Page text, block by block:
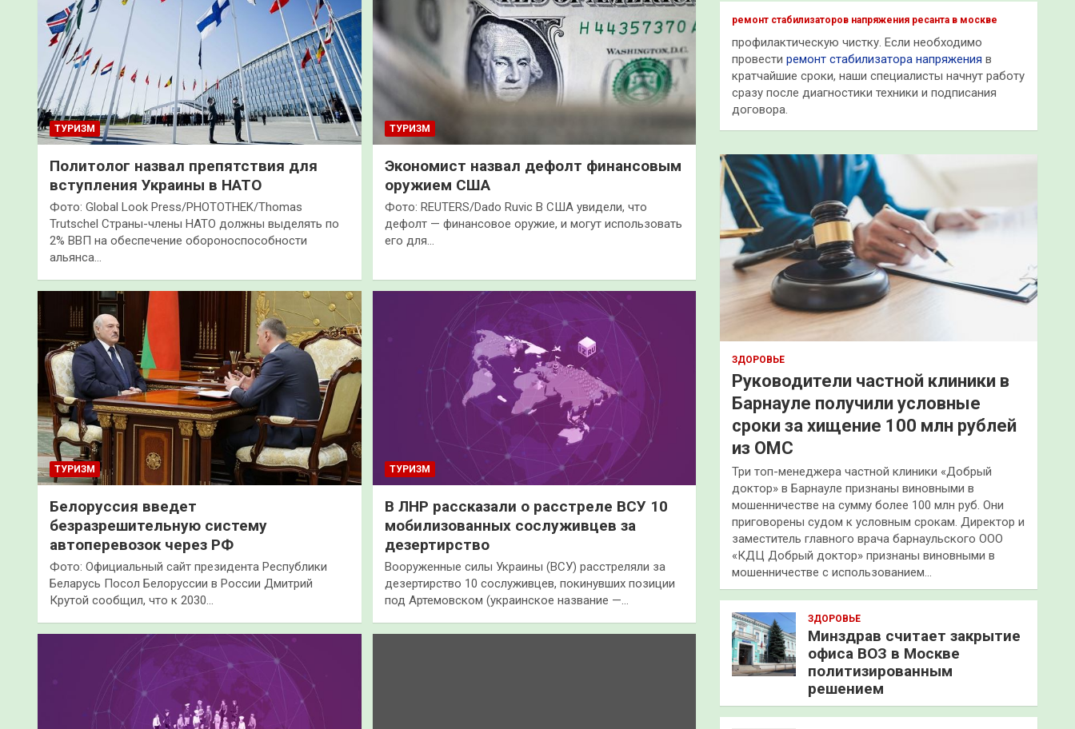
ТУРИЗМ
Политолог назвал препятствия для
вступления Украины в НАТО
Фото: Global Look Press/PHOTOTHEK/Thomas
Trutschel Страны-члены НАТО должны выделять по
2% ВВП на обеспечение обороноспособности
альянса…
ТУРИЗМ
Экономист назвал дефолт финансовым
оружием США
Фото: REUTERS/Dado Ruvic В США увидели, что
дефолт — финансовое оружие, и могут использовать
его для…
ТУРИЗМ
Белоруссия введет
безразрешительную систему
автоперевозок через РФ
Фото: Официальный сайт президента Республики
Беларусь Посол Белоруссии в России Дмитрий
Крутой сообщил, что к 2030…
ТУРИЗМ
В ЛНР рассказали о расстреле ВСУ 10
мобилизованных сослуживцев за
дезертирство
Вооруженные силы Украины (ВСУ) расстреляли за
дезертирство 10 сослуживцев, покинувших позиции
под Артемовском (украинское название —…
к
ремонт стабилизаторов напряжения ресанта в москве
профилактическую чистку. Если необходимо
провестиремонт стабилизатора напряжения в
кратчайшие сроки, наши специалисты начнут работу
сразу после диагностики техники и подписания
договора.
ЗДОРОВЬЕ
Руководители частной клиники в
Барнауле получили условные
сроки за хищение 100 млн рублей
из ОМС
Три топ-менеджера частной клиники «Добрый
доктор» в Барнауле признаны виновными в
мошенничестве на сумму более 100 млн руб. Они
приговорены судом к условным срокам. Директор и
заместитель главного врача барнаульского ООО
«КДЦ Добрый доктор» признаны виновными в
мошенничестве с использованием…
ЗДОРОВЬЕ
Минздрав считает закрытие
офиса ВОЗ в Москве
политизированным
решением